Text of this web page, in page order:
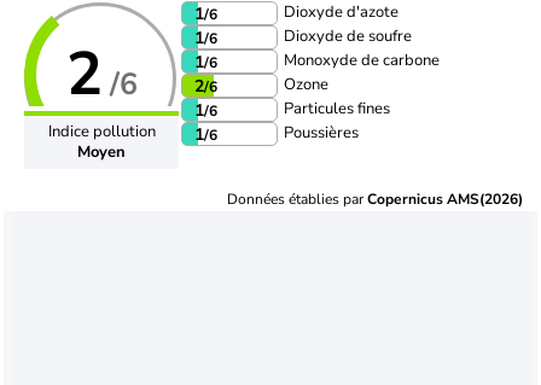
2 /6
Indice pollution
Moyen
1/6 Dioxyde d'azote
1/6 Dioxyde de soufre
1/6 Monoxyde de carbone
2/6 Ozone
1/6 Particules fines
1/6 Poussières
Données établies parCopernicus AMS(2026)